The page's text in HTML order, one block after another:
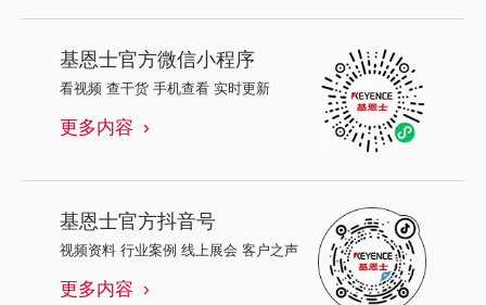
基恩士官方微信小程序
看视频 查干货 手机查看 实时更新
更多内容
基恩士官方抖音号
视频资料 行业案例 线上展会 客户之声
更多内容